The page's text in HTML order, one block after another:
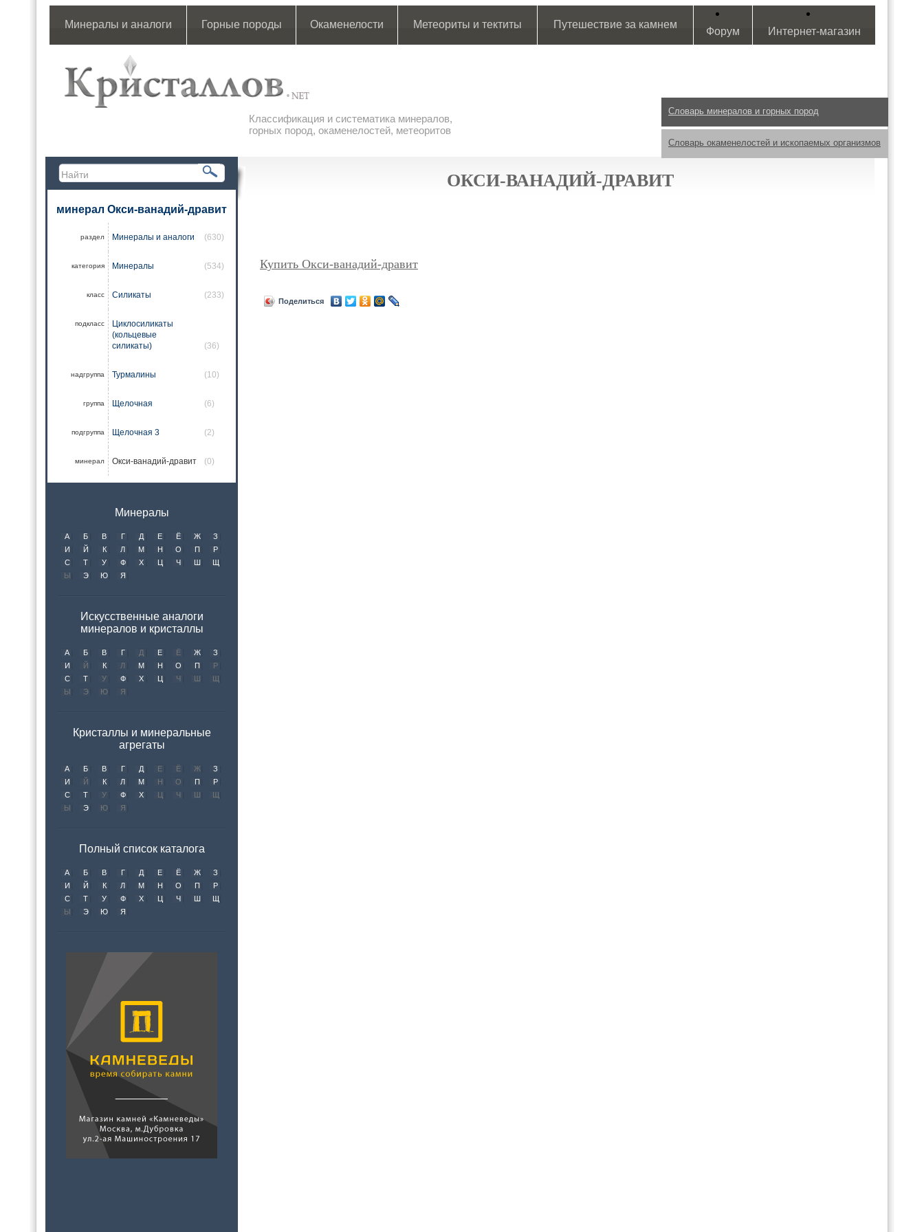
Минералы и аналоги Горные породы Окаменелости Метеориты и тектиты Путешествие за камнем
Форум Интернет-магазин
Классификация и систематика минералов,
горных пород, окаменелостей, метеоритов
Словарь минералов и горных пород
Словарь окаменелостей и ископаемых организмов
минерал Окси-ванадий-дравит
раздел Минералы и аналоги (630)
категория Минералы (534)
класс Силикаты (233)
подкласс
Циклосиликаты
(кольцевые
силикаты)
(36)
надгруппа Турмалины (10)
группа Щелочная (6)
подгруппа Щелочная 3 (2)
минерал Окси-ванадий-дравит (0)
Минералы
А Б В Г Д Е Ё Ж
З
И
Й К Л М Н О П
Р
С
Т У Ф Х Ц Ч Ш
Щ
Ы
Э Ю Я
Искусственные аналоги
минералов и кристаллы
А Б В Г Д Е Ё Ж
З
И
Й К Л М Н О П
Р
С
Т У Ф Х Ц Ч Ш
Щ
Ы
Э Ю Я
Кристаллы и минеральные
агрегаты
А Б В Г Д Е Ё Ж
З
И
Й К Л М Н О П
Р
С
Т У Ф Х Ц Ч Ш
Щ
Ы
Э Ю Я
Полный список каталога
А Б В Г Д Е Ё Ж
З
И
Й К Л М Н О П
Р
С
Т У Ф Х Ц Ч Ш
Щ
Ы
Э Ю Я
ОКСИ-ВАНАДИЙ-ДРАВИТ
Купить Окси-ванадий-дравит
Поделиться